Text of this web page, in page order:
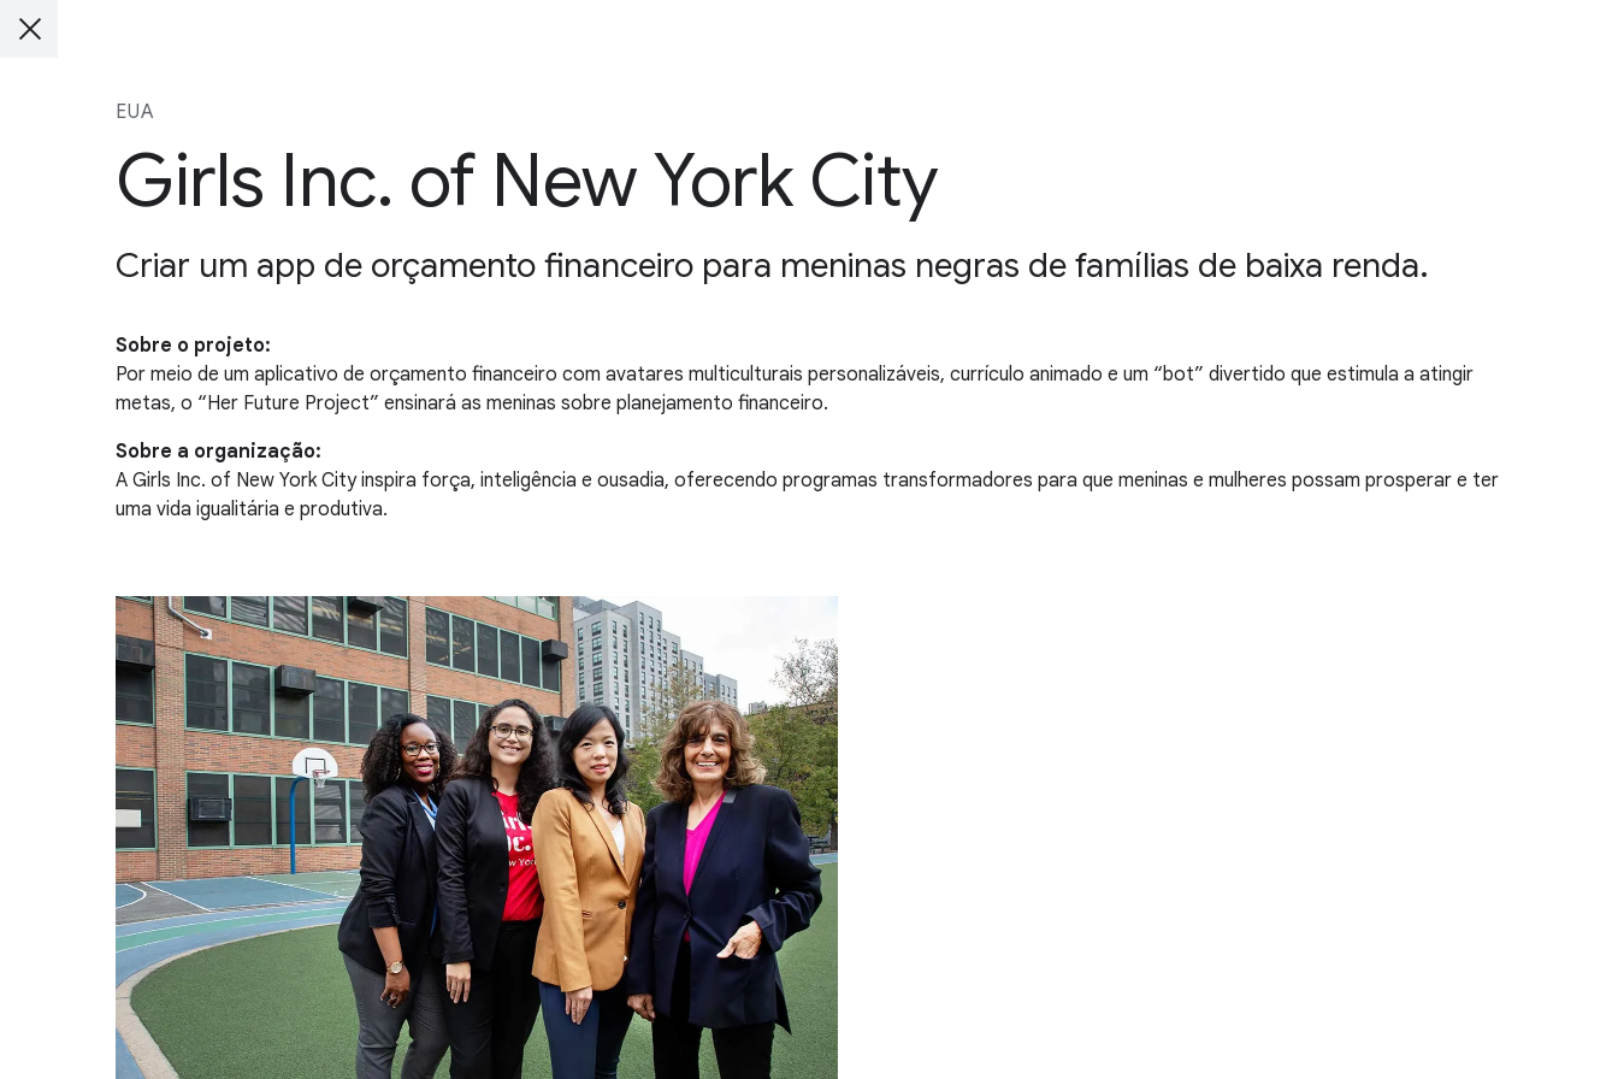
EUA
Girls Inc. of New York City
Criar um app de orçamento financeiro para meninas negras de famílias de baixa renda.
Sobre o projeto:
Por meio de um aplicativo de orçamento financeiro com avatares multiculturais personalizáveis, currículo animado e um “bot” divertido que estimula a atingir
metas, o “Her Future Project” ensinará as meninas sobre planejamento financeiro.
Sobre a organização:
A Girls Inc. of New York City inspira força, inteligência e ousadia, oferecendo programas transformadores para que meninas e mulheres possam prosperar e ter
uma vida igualitária e produtiva.